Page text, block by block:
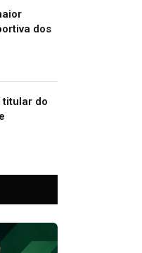
dos
titular do